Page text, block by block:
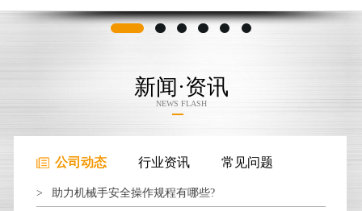
新闻·资讯
NEWS FLASH
公司动态 行业资讯 常见问题
助力机械手安全操作规程有哪些?